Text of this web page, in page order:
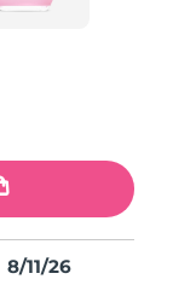
8/11/26